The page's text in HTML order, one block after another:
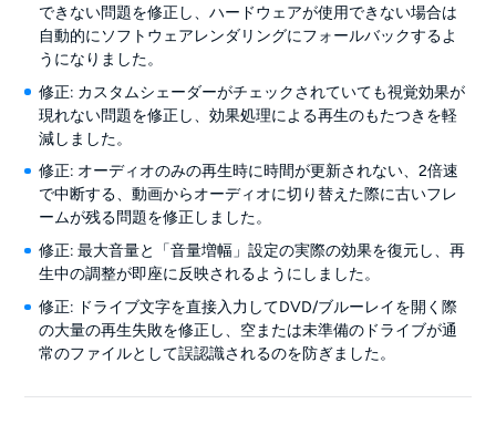
できない問題を修正し、ハードウェアが使用できない場合は
自動的にソフトウェアレンダリングにフォールバックするよ
うになりました。
修正: カスタムシェーダーがチェックされていても視覚効果が
現れない問題を修正し、効果処理による再生のもたつきを軽
減しました。
修正: オーディオのみの再生時に時間が更新されない、2倍速
で中断する、動画からオーディオに切り替えた際に古いフレ
ームが残る問題を修正しました。
修正: 最大音量と「音量増幅」設定の実際の効果を復元し、再
生中の調整が即座に反映されるようにしました。
修正: ドライブ文字を直接入力してDVD/ブルーレイを開く際
の大量の再生失敗を修正し、空または未準備のドライブが通
常のファイルとして誤認識されるのを防ぎました。